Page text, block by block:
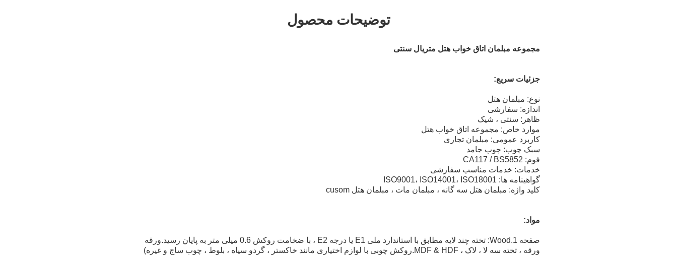
توضیحات محصول
مجموعه مبلمان اتاق خواب هتل متریال سنتی
جزئیات سریع:
نوع: مبلمان هتل
اندازه: سفارشی
ظاهر: سنتی ، شیک
موارد خاص: مجموعه اتاق خواب هتل
کاربرد عمومی: مبلمان تجاری
سبک چوب: چوب جامد
فوم: CA117 / BS5852
خدمات: خدمات مناسب سفارشی
گواهینامه ها: ISO9001، ISO14001، ISO18001
کلید واژه: مبلمان هتل سه گانه ، مبلمان مات ، مبلمان هتل cusom
مواد:
صفحه 1.Wood: تخته چند لایه مطابق با استاندارد ملی E1 یا درجه E2 ، با ضخامت روکش 0.6 میلی متر به پایان رسید.ورقه
ورقه ، تخته سه لا ، لاک ، MDF & HDF.روکش چوبی با لوازم اختیاری مانند خاکستر ، گردو سیاه ، بلوط ، چوب ساج و غیره)